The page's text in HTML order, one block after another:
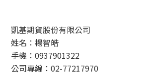
凱基期貨股份有限公司
姓名：楊智皓
手機：0937901322
公司專線：02-77217970